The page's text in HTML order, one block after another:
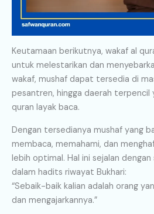
Keutamaan berikutnya, wakaf al
untuk melestarikan dan
wakaf, mushaf dapat tersedia di
pesantren, hingga daerah terpencil
quran layak baca.
Dengan tersedianya mushaf yang
membaca, memahami, dan
lebih optimal. Hal ini sejalan dengan
dalam hadits riwayat Bukhari:
“Sebaik-baik kalian adalah orang
dan mengajarkannya.”